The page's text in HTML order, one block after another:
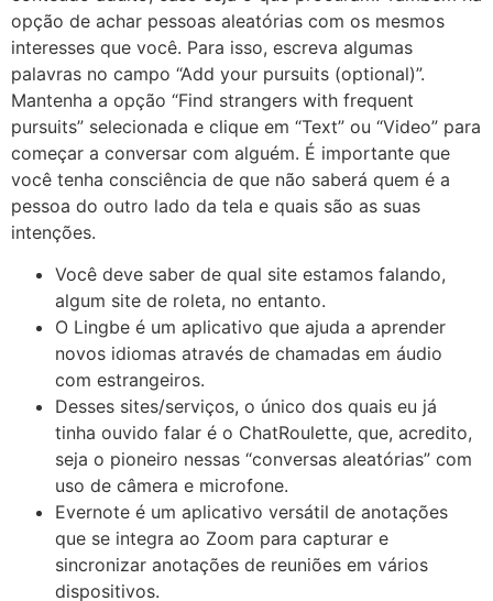
opção de achar pessoas aleatórias com os mesmos
interesses que você. Para isso, escreva algumas
palavras no campo “Add your pursuits (optional)”.
Mantenha a opção “Find strangers with frequent
pursuits” selecionada e clique em “Text” ou “Video” para
começar a conversar com alguém. É importante que
você tenha consciência de que não saberá quem é a
pessoa do outro lado da tela e quais são as suas
intenções.
Você deve saber de qual site estamos falando,
algum site de roleta, no entanto.
O Lingbe é um aplicativo que ajuda a aprender
novos idiomas através de chamadas em áudio
com estrangeiros.
Desses sites/serviços, o único dos quais eu já
tinha ouvido falar é o ChatRoulette, que, acredito,
seja o pioneiro nessas “conversas aleatórias” com
uso de câmera e microfone.
Evernote é um aplicativo versátil de anotações
que se integra ao Zoom para capturar e
sincronizar anotações de reuniões em vários
dispositivos.